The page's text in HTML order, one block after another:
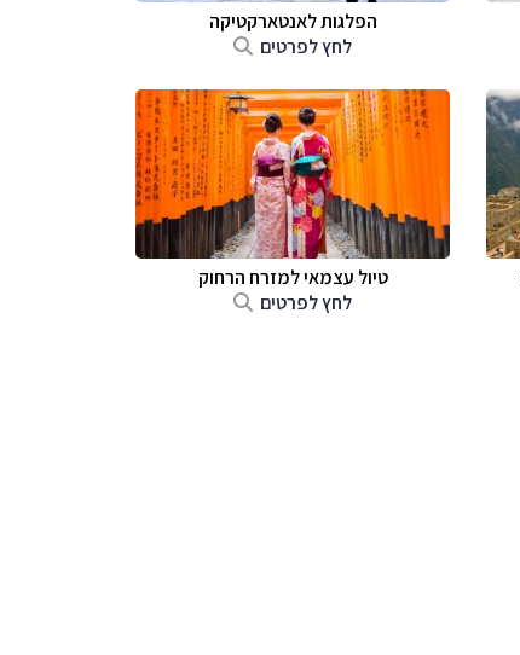
הפלגות לאנטארקטיקה
לחץ לפרטים
טיול עצמאי למזרח הרחוק
לחץ לפרטים